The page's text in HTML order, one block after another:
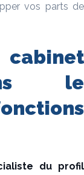
vos parts de
le
du profil